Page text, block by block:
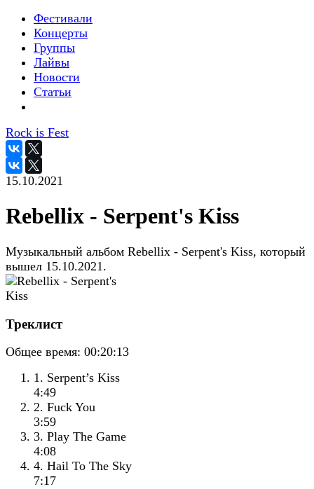
Фестивали
Концерты
Группы
Лайвы
Новости
Статьи
Rock is Fest
15.10.2021
Rebellix - Serpent's Kiss
Музыкальный альбом Rebellix - Serpent's Kiss, который
вышел 15.10.2021.
Треклист
Общее время: 00:20:13
1. Serpent’s Kiss
4:49
2. Fuck You
3:59
3. Play The Game
4:08
4. Hail To The Sky
7:17